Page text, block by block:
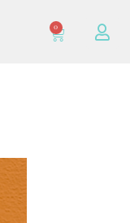
0